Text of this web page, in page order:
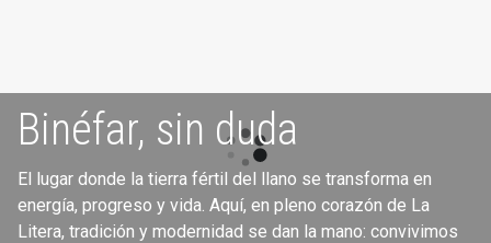
Binéfar, sin duda
El lugar donde la tierra fértil del llano se transforma en
energía, progreso y vida. Aquí, en pleno corazón de La
Litera, tradición y modernidad se dan la mano: convivimos
Servicios para la
ciudadanía